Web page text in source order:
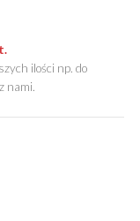
ilości np. do
nami.